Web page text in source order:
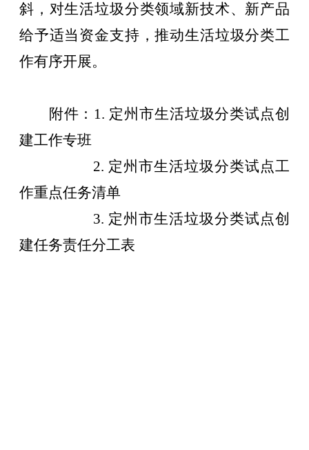
斜，对生活垃圾分类领域新技术、新产品
给予适当资金支持，推动生活垃圾分类工
作有序开展。
附件： 1. 定州市生活垃圾分类试点创
建工作专班
2. 定州市生活垃圾分类试点工
作重点任务清单
3. 定州 市生活垃圾分类试点创
建任务责任分工表